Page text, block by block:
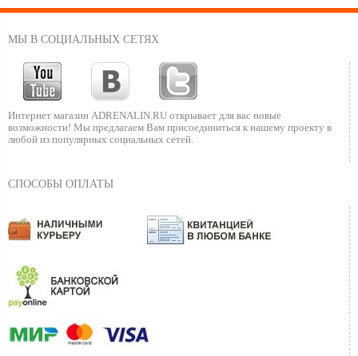
МЫ В СОЦИАЛЬНЫХ СЕТЯХ
Интернет магазин ADRENALIN.RU открывает для вас новые
возможности! Мы предлагаем Вам присоединиться к нашему проекту в
любой из популярных социальных сетей.
СПОСОБЫ ОПЛАТЫ